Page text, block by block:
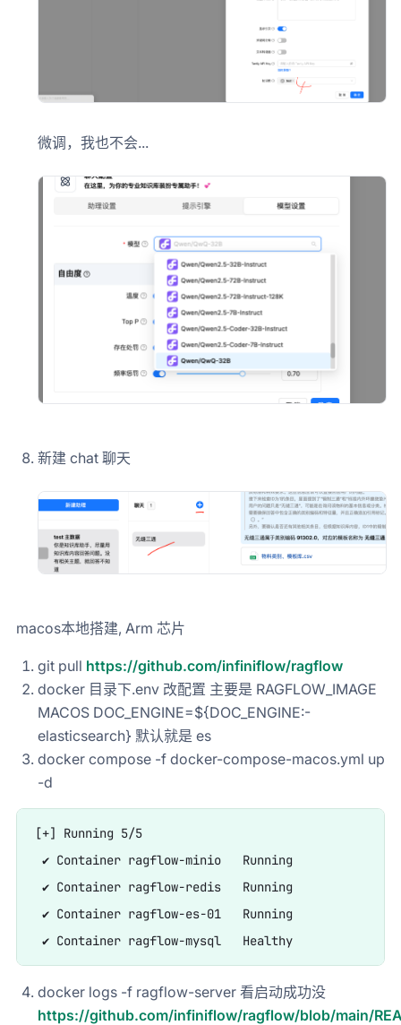
微调，我也不会...
新建 chat 聊天
macos本地搭建, Arm 芯片
git pull https://github.com/infiniflow/ragflow
docker 目录下.env 改配置 主要是 RAGFLOW_IMAGE
MACOS DOC_ENGINE=${DOC_ENGINE:-
elasticsearch} 默认就是 es
docker compose -f docker-compose-macos.yml up
-d
[+] Running 5/5
✔ Container ragflow-minio
✔ Container ragflow-redis
✔ Container ragflow-es-01
docker logs -f ragflow-server 看启动成功没
https://github.com/infiniflow/ragflow/blob/main/